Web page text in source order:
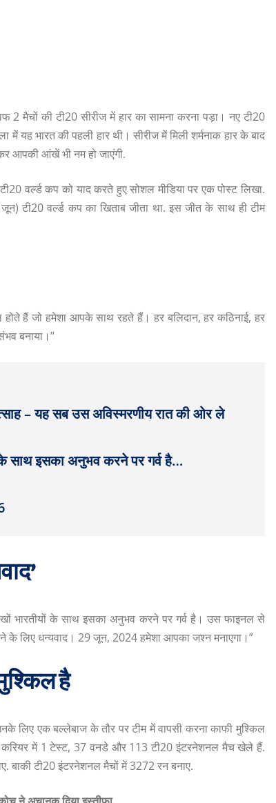
2 मैचों की टी20 सीरीज में हार का सामना करना पड़ा। नए टी20
भारत की पहली हार थी। सीरीज में मिली शर्मनाक हार के बाद
आपकी आंखें भी नम हो जाएंगी.
वर्ल्ड कप को याद करते हुए सोशल मीडिया पर एक पोस्ट लिखा.
टी20 वर्ल्ड कप का खिताब जीता था. इस जीत के साथ ही टीम
हैं जो हमेशा आपके साथ रहते हैं। हर बलिदान, हर कठिनाई, हर
बनाया।”
– यह सब उस अविस्मरणीय रात की ओर ले
साथ इसका अनुभव करने पर गर्व है…
भारतीयों के साथ इसका अनुभव करने पर गर्व है। उस फाइनल से
लिए धन्यवाद। 29 जून, 2024 हमेशा आपका जश्न मनाएगा।”
है
लिए एक बल्लेबाज के तौर पर टीम में वापसी करना काफी मुश्किल
में 1 टेस्ट, 37 वनडे और 113 टी20 इंटरनेशनल मैच खेले हैं.
बाकी टी20 इंटरनेशनल मैचों में 3272 रन बनाए.